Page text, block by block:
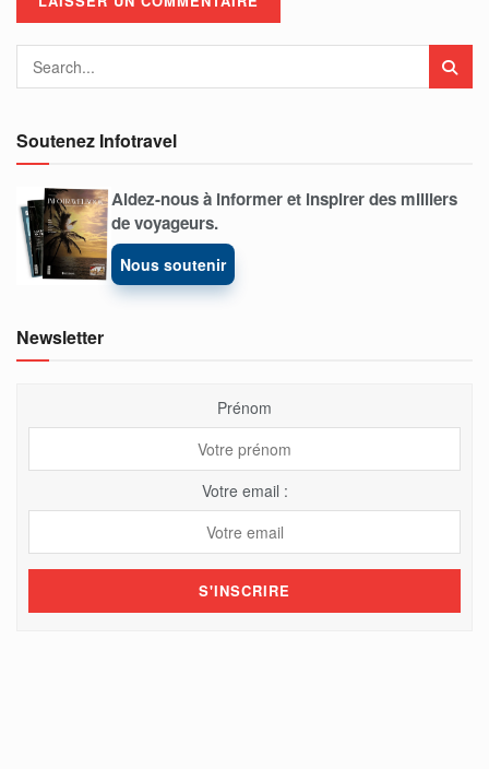
Soutenez Infotravel
Aidez-nous à informer et inspirer des milliers
de voyageurs.
Nous soutenir
Newsletter
Prénom
Votre email :